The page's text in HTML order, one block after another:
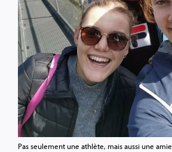
Pas seulement une athlète, mais aussi une amie